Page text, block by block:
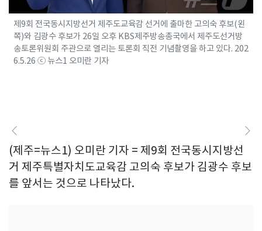
제9회 전국동시지방선거 제주도교육감 선거에 출마한 고의숙 후보(왼
쪽)와 김광수 후보가 26일 오후 KBS제주방송총국에서 제주도선거방
송토론위원회 주관으로 열리는 토론회 직전 기념촬영을 하고 있다. 202
6.5.26 ⓒ 뉴스1 오미란 기자
(제주=뉴스1) 오미란 기자 = 제9회 전국동시지방선
거 제주특별자치도교육감 고의숙 후보가 김광수 후보
를 앞서는 것으로 나타났다.